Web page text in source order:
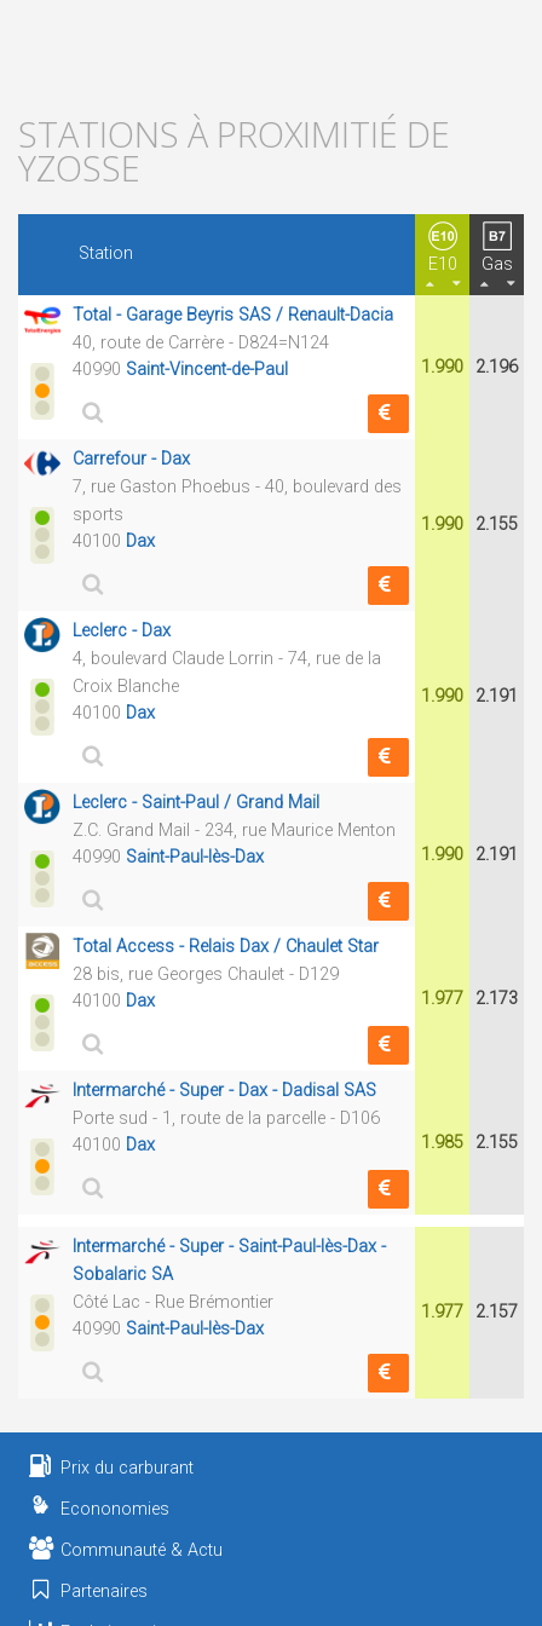
STATIONS À PROXIMITIÉ DE
YZOSSE
Station
E10 Gas
Total - Garage Beyris SAS / Renault-Dacia
40, route de Carrère - D824=N124
40990 Saint-Vincent-de-Paul 1.990 2.196
Carrefour - Dax
7, rue Gaston Phoebus - 40, boulevard des
sports
40100 Dax
1.990 2.155
Leclerc - Dax
4, boulevard Claude Lorrin - 74, rue de la
Croix Blanche
40100 Dax
1.990 2.191
Leclerc - Saint-Paul / Grand Mail
Z.C. Grand Mail - 234, rue Maurice Menton
40990 Saint-Paul-lès-Dax 1.990 2.191
Total Access - Relais Dax / Chaulet Star
28 bis, rue Georges Chaulet - D129
40100 Dax 1.977 2.173
Intermarché - Super - Dax - Dadisal SAS
Porte sud - 1, route de la parcelle - D106
40100 Dax 1.985 2.155
Intermarché - Super - Saint-Paul-lès-Dax -
Sobalaric SA
Côté Lac - Rue Brémontier
40990 Saint-Paul-lès-Dax
1.977 2.157
Prix du carburant
Econonomies
Communauté & Actu
Partenaires